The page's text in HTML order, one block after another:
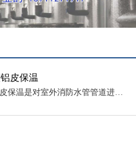
皮保温
成都消防水管橡塑铝皮保温是对室外消防水管管道进行的防腐保温施工，可以采用橡塑保温材料+铝皮外保护的施工方法，具体的施工方案，施工措施，在考察现场后可根据实情制定管道保温工程施工组织设计。在消防水管铝皮保温施工时，我们应该...